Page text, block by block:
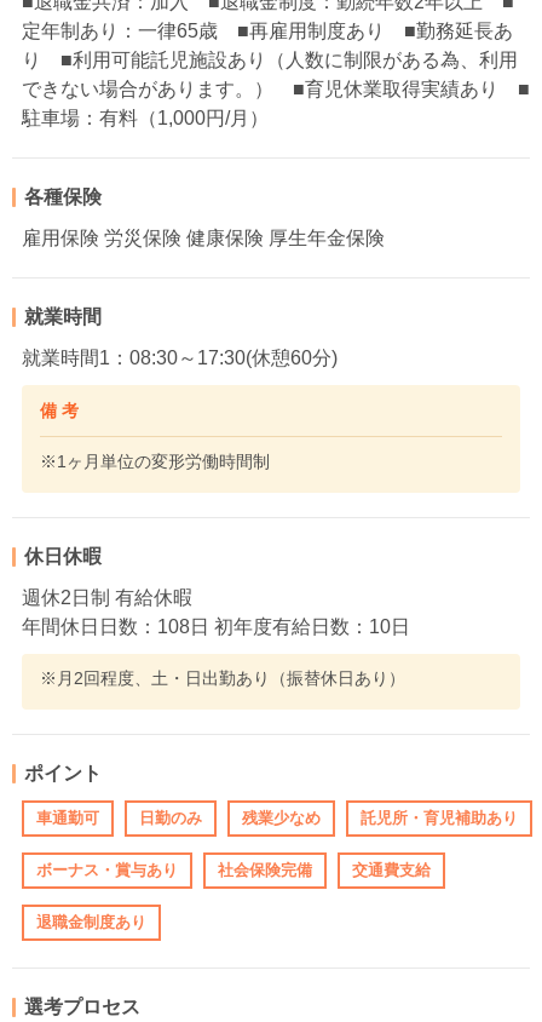
定年制あり：一律65歳 ■再雇用制度あり ■勤務延長あ
り ■利用可能託児施設あり（人数に制限がある為、利用
できない場合があります。） ■育児休業取得実績あり ■
駐車場：有料（1,000円/月）
各種保険
雇用保険 労災保険 健康保険 厚生年金保険
就業時間
就業時間1：08:30～17:30(休憩60分)
備 考
※1ヶ月単位の変形労働時間制
休日休暇
週休2日制 有給休暇
年間休日日数：108日 初年度有給日数：10日
※月2回程度、土・日出勤あり（振替休日あり）
ポイント
車通勤可 日勤のみ 残業少なめ 託児所・育児補助あり
ボーナス・賞与あり 社会保険完備 交通費支給
退職金制度あり
選考プロセス